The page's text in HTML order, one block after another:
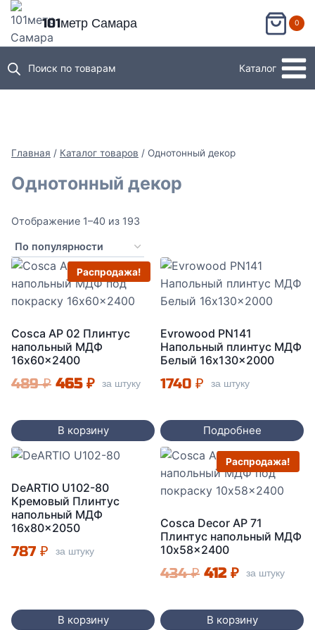
Перейти
содержимому
101метр Самара 0
Поиск по товарам Каталог
Главная / Каталог товаров / Однотонный декор
Однотонный декор
Отображение 1–40 из 193
популярности
Распродажа!
Cosca AP 02 Плинтус
напольный МДФ
16x60x2400
489₽ Первоначальная
составляла
489 ₽.
465 ₽Текущая
465 ₽.
за штуку
В корзину
Evrowood PN141
Напольный плинтус МДФ
Белый 16x130x2000
1740 ₽ за штуку
Подробнее
DeARTIO U102-80
Кремовый Плинтус
напольный МДФ
16x80x2050
787 ₽ за штуку
В корзину
Распродажа!
Cosca Decor AP 71
Плинтус напольный МДФ
10x58x2400
434₽ Первоначальная
составляла
412 ₽Текущая
412 ₽.
за штуку
В корзину